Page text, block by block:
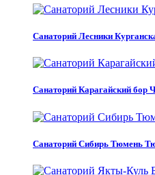
Санаторий Лесники
Санаторий Карагайский бор
Санаторий Сибирь Тюмень